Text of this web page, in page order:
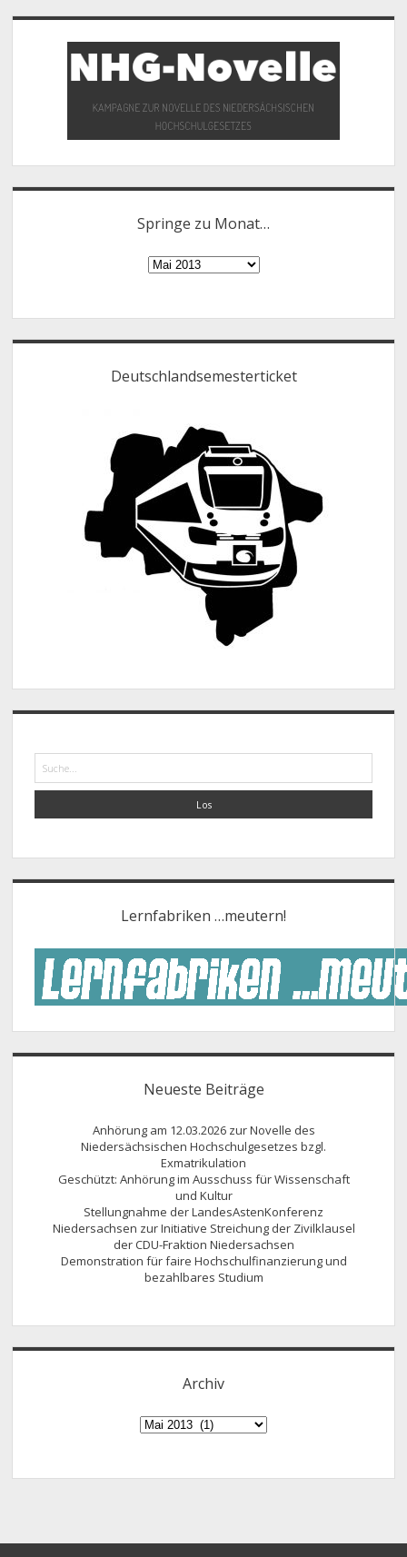
Springe zu Monat…
Springe
Deutschlandsemesterticket
Lernfabriken …meutern!
Neueste Beiträge
Anhörung am 12.03.2026 zur Novelle des
Niedersächsischen Hochschulgesetzes bzgl.
Exmatrikulation
Geschützt: Anhörung im Ausschuss für Wissenschaft
und Kultur
Stellungnahme der LandesAstenKonferenz
Niedersachsen zur Initiative Streichung der Zivilklausel
der CDU-Fraktion Niedersachsen
Demonstration für faire Hochschulfinanzierung und
bezahlbares Studium
Archiv
Archiv